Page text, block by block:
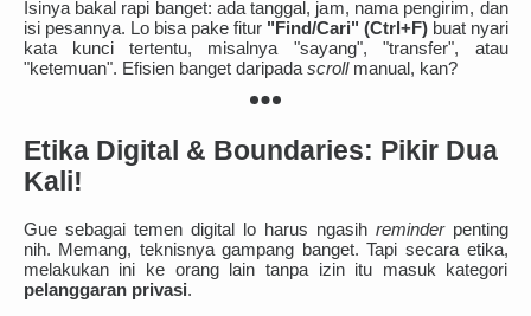
Isinya bakal rapi banget: ada tanggal, jam, nama pengirim, dan
isi pesannya. Lo bisa pake fitur "Find/Cari" (Ctrl+F)buat nyari
kata kunci tertentu, misalnya "sayang", "transfer", atau
"ketemuan". Efisien banget daripada scrollmanual, kan?
Etika Digital & Boundaries: Pikir Dua
Kali!
Gue sebagai temen digital lo harus ngasih reminderpenting
nih. Memang, teknisnya gampang banget. Tapi secara etika,
melakukan ini ke orang lain tanpa izin itu masuk kategori
pelanggaran privasi.